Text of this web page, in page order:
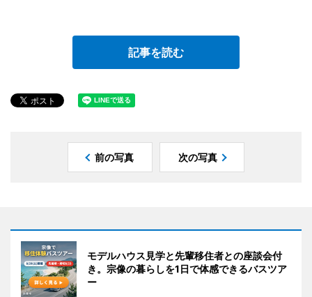
記事を読む
前の写真 次の写真
モデルハウス見学と先輩移住者との座談会付
き。宗像の暮らしを1日で体感できるバスツア
ー